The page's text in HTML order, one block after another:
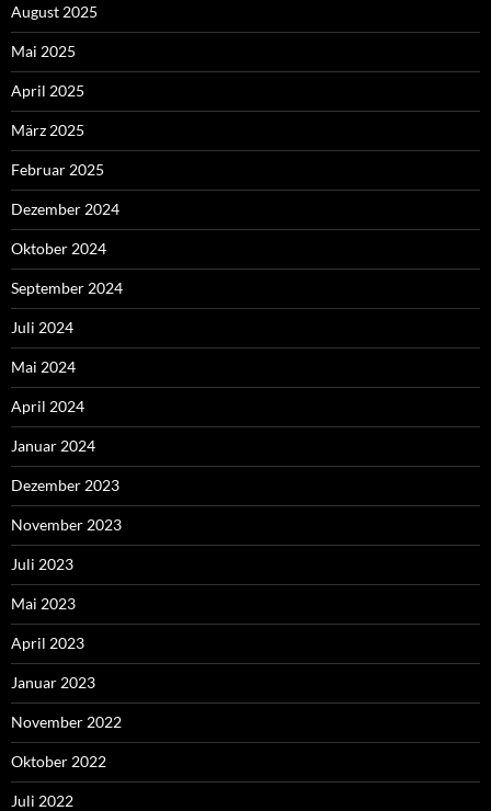
August 2025
Mai 2025
April 2025
März 2025
Februar 2025
Dezember 2024
Oktober 2024
September 2024
Juli 2024
Mai 2024
April 2024
Januar 2024
Dezember 2023
November 2023
Juli 2023
Mai 2023
April 2023
Januar 2023
November 2022
Oktober 2022
Juli 2022